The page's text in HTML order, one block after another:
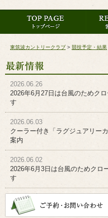
東筑波カントリークラブ > 競技予定・結果
2026.06.26
2026年6月27日は台風のためク
す
2026.06.03
クーラー付き「ラグジュアリー
案内
2026.06.02
2026年6月3日は台風のためクロ
す